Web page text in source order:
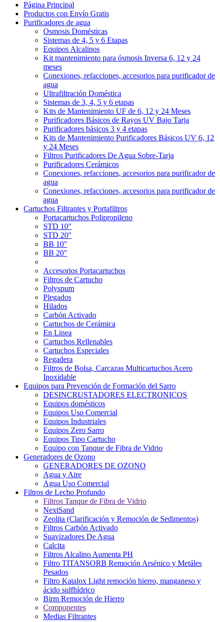
Página Principal
Productos con Envío Gratis
Purificadores de agua
Osmosis Domésticas
Sistemas de 4, 5 y 6 Etapas
Equipos Alcalinos
Kit mantenimiento para ósmosis Inversa 6, 12 y 24
meses
Conexiones, refacciones, accesorios para purificador de
agua
Ultrafiltración Doméstica
Sistemas de 3, 4, 5 y 6 etapas
Kits de Mantenimiento UF de 6, 12 y 24 Meses
Purificadores Básicos de Rayos UV Bajo Tarja
Purificadores básicos 3 y 4 etapas
Kits de Mantenimiento Purificadores Básicos UV 6, 12
y 24 Meses
Filtros Purificadores De Agua Sobre-Tarja
Purificadores Cerámicos
Conexiones, refacciones, accesorios para purificador de
agua
Conexiones, refacciones, accesorios para purificador de
agua
Cartuchos Filtrantes y Portafiltros
Portacartuchos Polipropileno
STD 10"
STD 20"
BB 10"
BB 20"
Accesorios Portacartuchos
Filtros de Cartucho
Polyspum
Plegados
Hilados
Carbón Activado
Cartuchos de Cerámica
En Linea
Cartuchos Rellenables
Cartuchos Especiales
Regadera
Filtros de Bolsa, Carcazas Multicartuchos Acero
Inoxidable
Equipos para Prevención de Formación del Sarro
DESINCRUSTADORES ELECTRONICOS
Equipos domésticos
Equipos Uso Comercial
Equipos Industriales
Equipos Zero Sarro
Equipos Tipo Cartucho
Equipo con Tanque de Fibra de Vidrio
Generadores de Ozono
GENERADORES DE OZONO
Agua y Aire
Agua Uso Comercial
Filtros de Lecho Profundo
Filtros Tanque de Fibra de Vidrio
NextSand
Zeolita (Clarificación y Remoción de Sedimentos)
Filtros Carbón Activado
Suavizadores De Agua
Calcita
Filtros Alcalino Aumenta PH
Filtro TITANSORB Remoción Arsénico y Metáles
Pesados
Filtro Katalox Light remoción hierro, manganeso y
ácido sulfhídrico
Birm Remoción de Hierro
Componentes
Medias Filtrantes